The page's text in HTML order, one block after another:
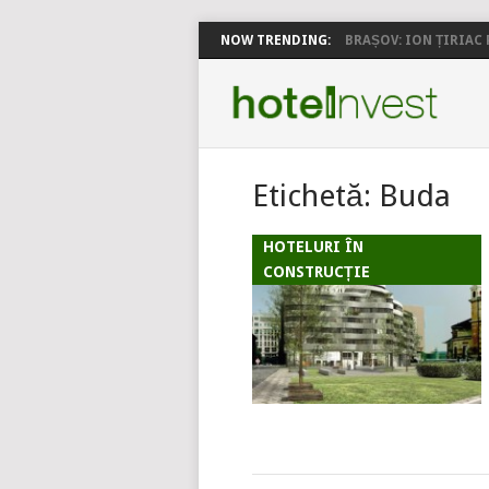
NOW TRENDING: BRAȘOV: ION ȚIRIAC
Etichetă: Buda
HOTELURI ÎN
CONSTRUCȚIE